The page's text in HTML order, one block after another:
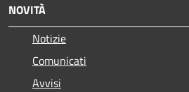
NOVITÀ
Notizie
Comunicati
Avvisi